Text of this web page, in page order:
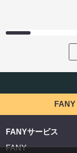
FANYサービス
FANY